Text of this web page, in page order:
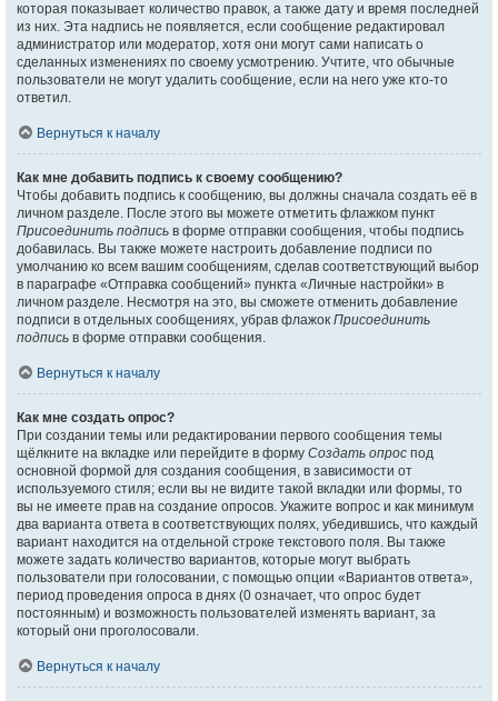
которая показывает количество правок, а также дату и время последней
из них. Эта надпись не появляется, если сообщение редактировал
администратор или модератор, хотя они могут сами написать о
сделанных изменениях по своему усмотрению. Учтите, что обычные
пользователи не могут удалить сообщение, если на него уже кто-то
ответил.
Вернуться к началу
Как мне добавить подпись к своему сообщению?
Чтобы добавить подпись к сообщению, вы должны сначала создать её в
личном разделе. После этого вы можете отметить флажком пункт
Присоединить подпись в форме отправки сообщения, чтобы подпись
добавилась. Вы также можете настроить добавление подписи по
умолчанию ко всем вашим сообщениям, сделав соответствующий выбор
в параграфе «Отправка сообщений» пункта «Личные настройки» в
личном разделе. Несмотря на это, вы сможете отменить добавление
подписи в отдельных сообщениях, убрав флажок Присоединить
подпись в форме отправки сообщения.
Вернуться к началу
Как мне создать опрос?
При создании темы или редактировании первого сообщения темы
щёлкните на вкладке или перейдите в форму Создать опрос под
основной формой для создания сообщения, в зависимости от
используемого стиля; если вы не видите такой вкладки или формы, то
вы не имеете прав на создание опросов. Укажите вопрос и как минимум
два варианта ответа в соответствующих полях, убедившись, что каждый
вариант находится на отдельной строке текстового поля. Вы также
можете задать количество вариантов, которые могут выбрать
пользователи при голосовании, с помощью опции «Вариантов ответа»,
период проведения опроса в днях (0 означает, что опрос будет
постоянным) и возможность пользователей изменять вариант, за
который они проголосовали.
Вернуться к началу